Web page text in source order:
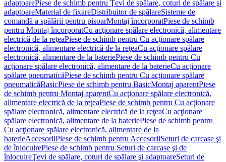
adaptoarePiese de schimb pentru Ţevi de spălare, coturi de spălare şi
adaptoareMaterial de fixareDistribuitor de spălareSisteme de
comandă a spălării pentru pisoarMontaj încorporatPiese de schimb
pentru Montaj încorporatCu acţionare spălare electronică, alimentare
electrică de la reţeaPiese de schimb pentru Cu acţionare spălare
electronică, alimentare electrică de la reţeaCu acţionare spălare
electronică, alimentare de la bateriePiese de schimb pentru Cu
acţionare spălare electronică, alimentare de la baterieCu acţionare
spălare pneumaticăPiese de schimb pentru Cu acţionare spălare
pneumaticăBasicPiese de schimb pentru BasicMontaj aparentPiese
de schimb pentru Montaj aparentCu acţionare spălare electronică,
alimentare electrică de la reţeaPiese de schimb pentru Cu acţionare
spălare electronică, alimentare electrică de la reţeaCu acţionare
spălare electronică, alimentare de la bateriePiese de schimb pentru
Cu acţionare spălare electronică, alimentare de la
baterieAccesoriiPiese de schimb pentru AccesoriiSeturi de carcase şi
de înlocuirePiese de schimb pentru Seturi de carcase şi de
înlocuireŢevi de spălare, coturi de spălare şi adaptoareSeturi de